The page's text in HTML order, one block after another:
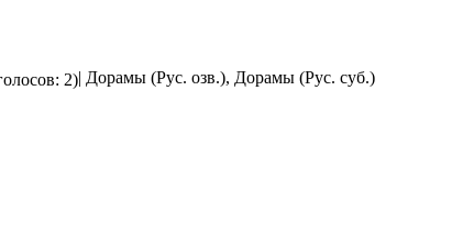
2)| Дорамы (Рус. озв.), Дорамы (Рус. суб.)